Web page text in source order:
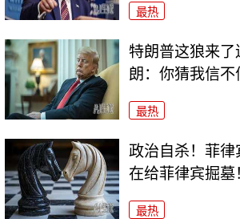
最热
特朗普这狼来
朗：你猜我信不
最热
政治自杀！菲
在给菲律宾掘墓
最热